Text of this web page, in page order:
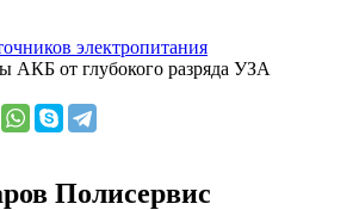
электропитания
АКБ от глубокого разряда УЗА
Полисервис